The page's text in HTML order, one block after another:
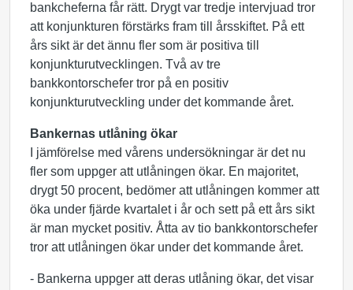
bankcheferna får rätt. Drygt var tredje intervjuad tror
att konjunkturen förstärks fram till årsskiftet. På ett
års sikt är det ännu fler som är positiva till
konjunkturutvecklingen. Två av tre
bankkontorschefer tror på en positiv
konjunkturutveckling under det kommande året.
Bankernas utlåning ökar
I jämförelse med vårens undersökningar är det nu
fler som uppger att utlåningen ökar. En majoritet,
drygt 50 procent, bedömer att utlåningen kommer att
öka under fjärde kvartalet i år och sett på ett års sikt
är man mycket positiv. Åtta av tio bankkontorschefer
tror att utlåningen ökar under det kommande året.
- Bankerna uppger att deras utlåning ökar, det visar